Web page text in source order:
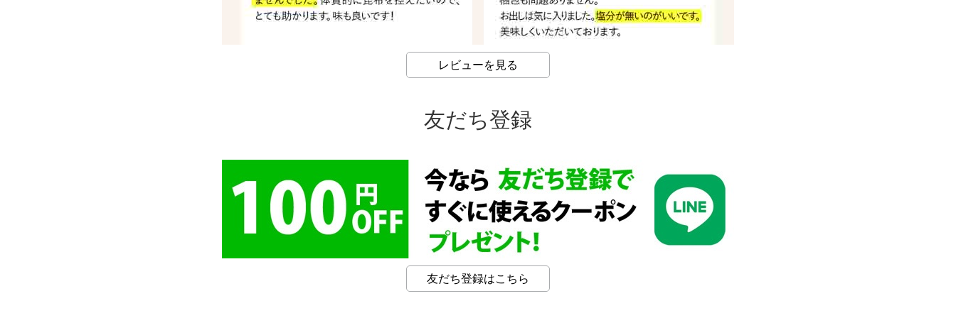
レビューを見る
友だち登録
友だち登録はこちら